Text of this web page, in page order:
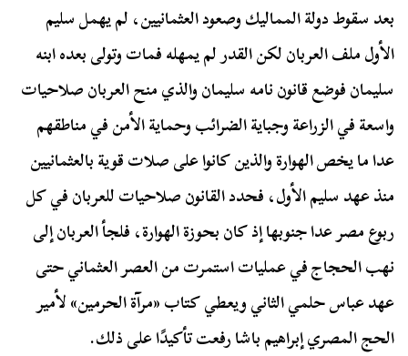
بعد سقوط دولة المماليك وصعود العثمانيين، لم يهمل سليم
الأول ملف العربان لكن القدر لم يمهله فمات وتولى بعده ابنه
سليمان فوضع قانون نامه سليمان والذي منح العربان صلاحيات
واسعة في الزراعة وجباية الضرائب وحماية الأمن في مناطقهم
عدا ما يخص الهوارة والذين كانوا على صلات قوية بالعثمانيين
منذ عهد سليم الأول، فحدد القانون صلاحيات للعربان في كل
ربوع مصر عدا جنوبها إذ كان بحوزة الهوارة، فلجأ العربان إلى
نهب الحجاج في عمليات استمرت من العصر العثماني حتى
عهد عباس حلمي الثاني ويعطي كتاب «مرآة الحرمين» لأمير
الحج المصري إبراهيم باشا رفعت تأكيدًا على ذلك.